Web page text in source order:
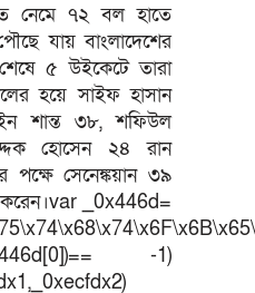
নেমে ৭২ বল হাতে
যায় বাংলাদেশের
৫ উইকেটে তারা
হয়ে সাইফ হাসান
শান্ত ৩৮, শফিউল
হোসেন ২৪ রান
পক্ষে সেনেঙ্কয়ান ৩৯
_0x446d=
-1)